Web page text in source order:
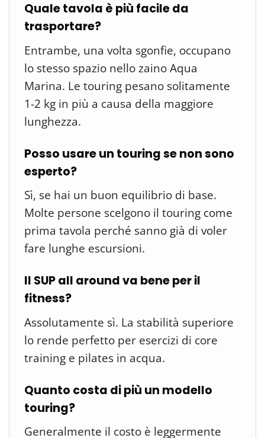
Quale tavola è più facile da
trasportare?
Entrambe, una volta sgonfie, occupano
lo stesso spazio nello zaino Aqua
Marina. Le touring pesano solitamente
1-2 kg in più a causa della maggiore
lunghezza.
Posso usare un touring se non sono
esperto?
Sì, se hai un buon equilibrio di base.
Molte persone scelgono il touring come
prima tavola perché sanno già di voler
fare lunghe escursioni.
Il SUP all around va bene per il
fitness?
Assolutamente sì. La stabilità superiore
lo rende perfetto per esercizi di core
training e pilates in acqua.
Quanto costa di più un modello
touring?
Generalmente il costo è leggermente